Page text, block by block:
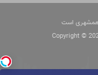
همشهری است
Copyright ©